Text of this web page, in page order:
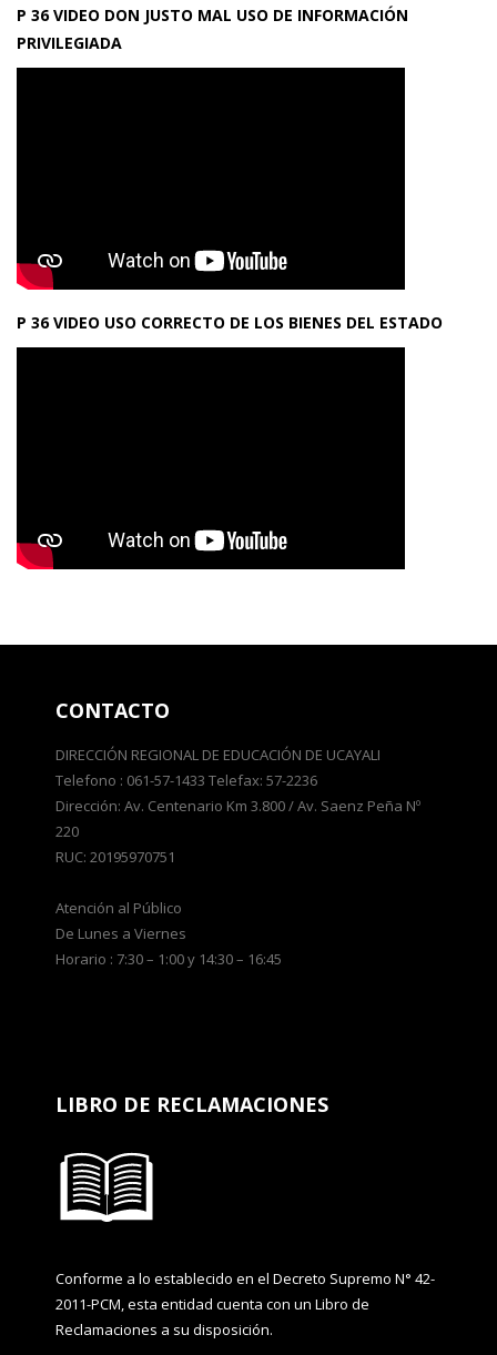
P 36 VIDEO DON JUSTO MAL USO DE INFORMACIÓN
PRIVILEGIADA
P 36 VIDEO USO CORRECTO DE LOS BIENES DEL ESTADO
CONTACTO
DIRECCIÓN REGIONAL DE EDUCACIÓN DE UCAYALI
Telefono : 061-57-1433 Telefax: 57-2236
Dirección: Av. Centenario Km 3.800 / Av. Saenz Peña Nº
220
RUC: 20195970751
Atención al Público
De Lunes a Viernes
Horario : 7:30 – 1:00 y 14:30 – 16:45
LIBRO DE RECLAMACIONES
Conforme a lo establecido en el Decreto Supremo N° 42-
2011-PCM, esta entidad cuenta con un Libro de
Reclamaciones a su disposición.